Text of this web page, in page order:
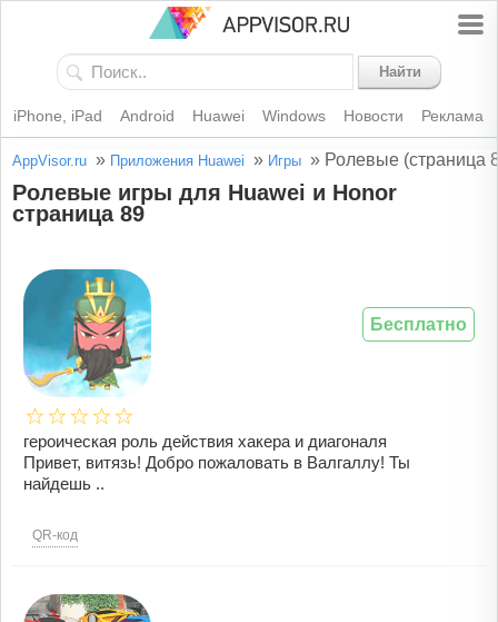
Найти
iPhone, iPad Android Huawei Windows Новости Реклама
AppVisor.ru » Приложения Huawei » Игры » Ролевые (страница
Ролевые игры для Huawei и Honor
страница 89
героическая роль действия хакера и диагоналя
Привет, витязь! Добро пожаловать в Валгаллу! Ты
найдешь ..
QR-код
Бесплатно